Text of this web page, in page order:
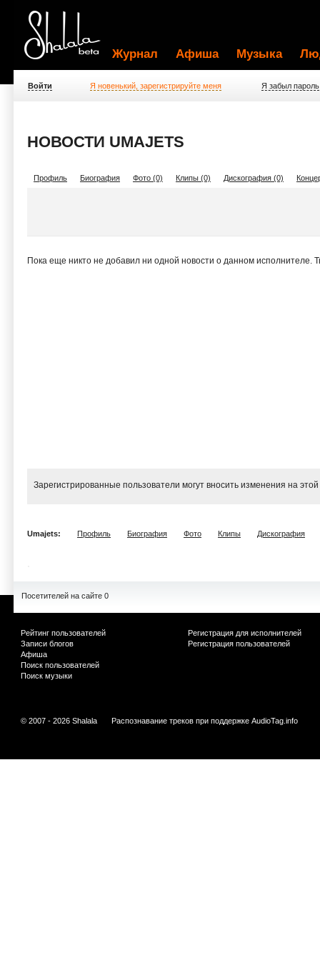
Журнал Афиша Музыка
Войти Я новенький, зарегистрируйте меня Я забыл пароль
НОВОСТИ UMAJETS
Профиль Биография Фото (0) Клипы (0) Дискография (0)
Пока еще никто не добавил ни одной новости о данном
Зарегистрированные пользователи могут вносить изменения на
Umajets: Профиль Биография Фото Клипы Дискография
Посетителей на сайте 0
Рейтинг пользователей
Записи блогов
Афиша
Поиск пользователей
Поиск музыки
Регистрация для исполнителей
Регистрация пользователей
© 2007 - 2026 Shalala Распознавание треков при поддержке AudioTag.info